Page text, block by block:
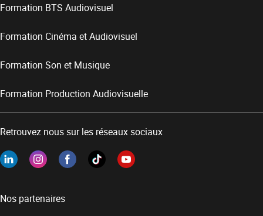
Formation BTS Audiovisuel
Formation Cinéma et Audiovisuel
Formation Son et Musique
Formation Production Audiovisuelle
Retrouvez nous sur les réseaux sociaux
Nos partenaires